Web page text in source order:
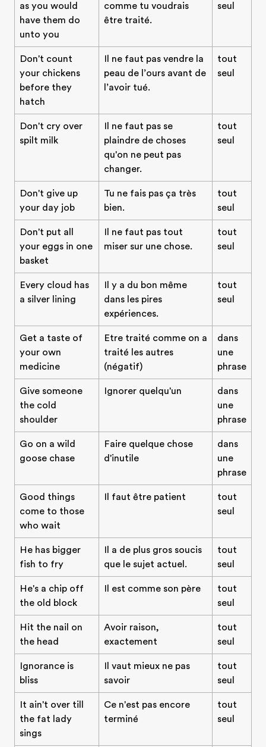
as you would
have them do
unto you
comme tu voudrais
être traité.
seul
Don't count
your chickens
before they
hatch
Il ne faut pas vendre la
peau de l’ours avant de
l’avoir tué.
tout
seul
Don't cry over
spilt milk
Il ne faut pas se
plaindre de choses
qu'on ne peut pas
changer.
tout
seul
Don't give up
your day job
Tu ne fais pas ça très
bien.
tout
seul
Don't put all
your eggs in one
basket
Il ne faut pas tout
miser sur une chose.
tout
seul
Every cloud has
a silver lining
Il y a du bon même
dans les pires
expériences.
tout
seul
Get a taste of
your own
medicine
Etre traité comme on a
traité les autres
(négatif)
dans
une
phrase
Give someone
the cold
shoulder
Ignorer quelqu'un
dans
une
phrase
Go on a wild
goose chase
Faire quelque chose
d'inutile
dans
une
phrase
Good things
come to those
who wait
Il faut être patient
tout
seul
He has bigger
fish to fry
Il a de plus gros soucis
que le sujet actuel.
tout
seul
He's a chip off
the old block
Il est comme son père
tout
seul
Hit the nail on
the head
Avoir raison,
exactement
tout
seul
Ignorance is
bliss
Il vaut mieux ne pas
savoir
tout
seul
It ain't over till
the fat lady
sings
Ce n'est pas encore
terminé
tout
seul